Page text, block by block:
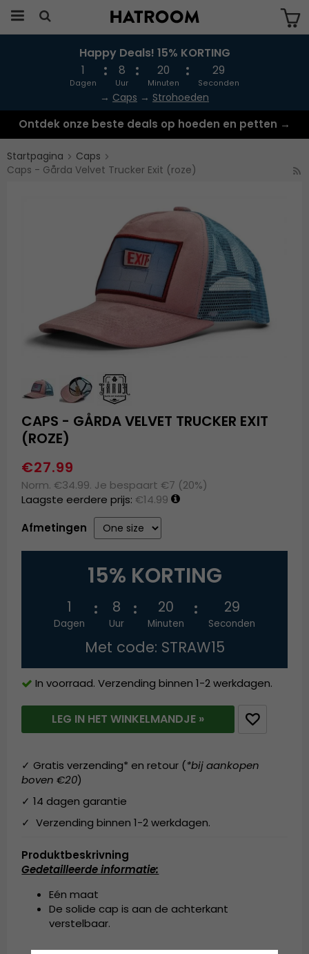
Produkten har blivit tillagd i varukorgen
Happy Deals! 15% KORTING
1
Dagen
8
Uur
20
Minuten
28
Seconden
→ Caps → Strohoeden
Ontdek onze beste deals op hoeden en petten →
Startpagina
Caps
Caps - Gårda Velvet Trucker Exit (roze)
CAPS - GÅRDA VELVET TRUCKER EXIT
(ROZE)
€27.99
Norm. €34.99. Je bespaart €7 (20%)
Laagste eerdere prijs: €14.99
Afmetingen
15% KORTING
1
Dagen
8
Uur
20
Minuten
28
Seconden
Met code: STRAW15
In voorraad. Verzending binnen 1-2 werkdagen.
LEG IN HET WINKELMANDJE »
✓ Gratis verzending* en retour (*bij aankopen
boven €20)
✓ 14 dagen garantie
✓ Verzending binnen 1-2 werkdagen.
Produktbeskrivning
Gedetailleerde informatie:
Eén maat
De solide cap is aan de achterkant
verstelbaar.